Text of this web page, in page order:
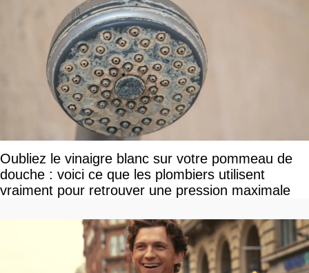
Oubliez le vinaigre blanc sur votre pommeau de
douche : voici ce que les plombiers utilisent
vraiment pour retrouver une pression maximale